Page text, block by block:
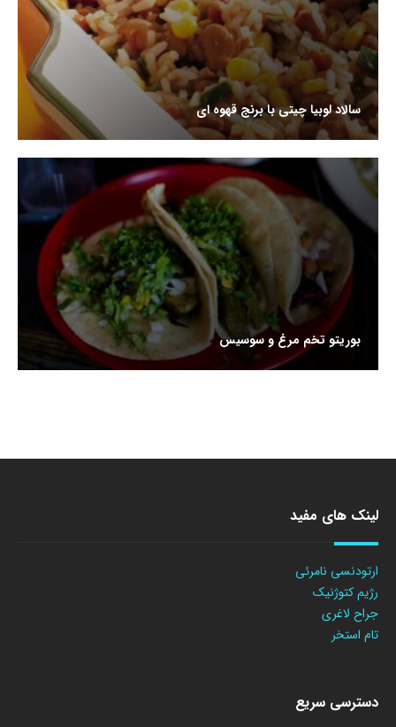
سالاد لوبیا چیتی با برنج قهوه ای
بوریتو تخم مرغ و سوسیس
لینک های مفید
ارتودنسی نامرئی
رژیم کتوژنیک
جراح لاغری
تام استخر
دسترسی سریع